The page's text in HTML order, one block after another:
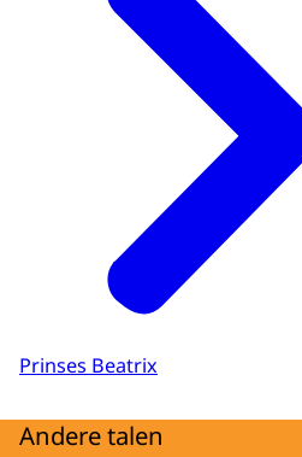
Prinses Beatrix
Andere talen